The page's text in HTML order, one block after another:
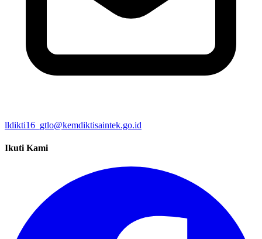
lldikti16_gtlo@kemdiktisaintek.go.id
Ikuti Kami